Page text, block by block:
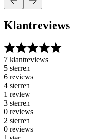
Klantreviews
7 klantreviews
5 sterren
6 reviews
4 sterren
1 review
3 sterren
0 reviews
2 sterren
0 reviews